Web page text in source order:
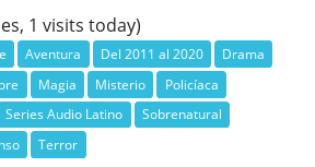
1 visits today)
Aventura Del 2011 al 2020
Drama
Magia Misterio
Policíaca
Series Audio Latino
Sobrenatural
Terror